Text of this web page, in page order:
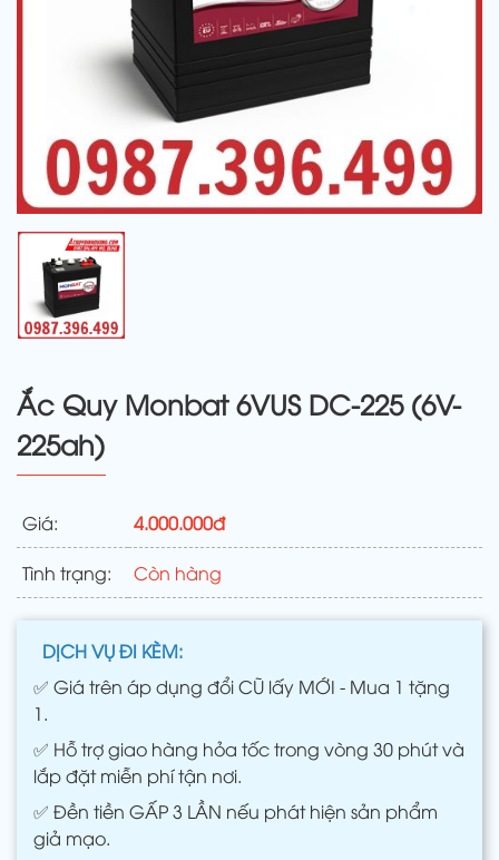
Ắc Quy Monbat 6VUS DC-225 (6V-
225ah)
Giá: 4.000.000đ
Tình trạng: Còn hàng
DỊCH VỤ ĐI KÈM:
✅ Giá trên áp dụng đổi CŨ lấy MỚI - Mua 1 tặng
1.
✅ Hỗ trợ giao hàng hỏa tốc trong vòng 30 phút và
lắp đặt miễn phí tận nơi.
✅ Đền tiền GẤP 3 LẦN nếu phát hiện sản phẩm
giả mạo.